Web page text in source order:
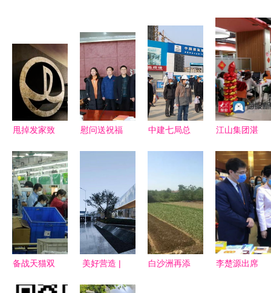
甩掉发家致
王健林布局
万达四大玄
机，江山集
团迎新篇
慰问送祝福
行动纪实
中建七局总
号院项目获
业主江山集
团高度赞誉
江山集团湛
三年免房
租，诚邀创
业者入驻共
创未来
备战天猫双
美好营造 |
白沙洲再添
李楚源出席